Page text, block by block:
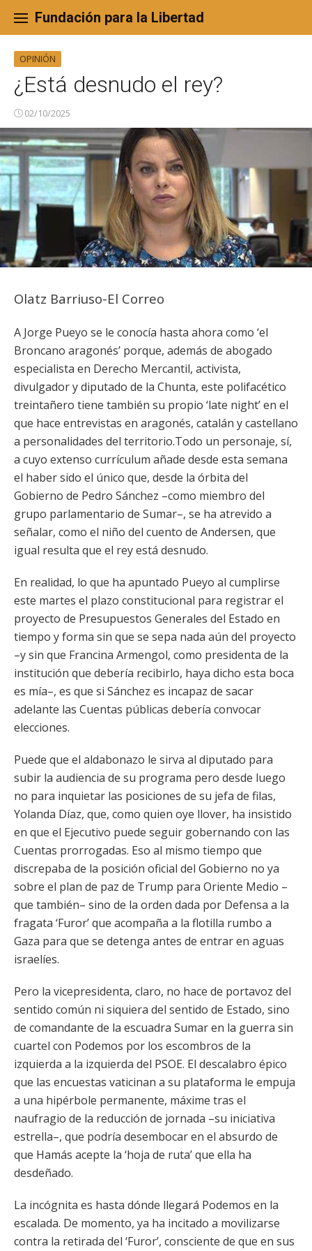
content
Fundación para la Libertad
OPINIÓN
¿Está desnudo el rey?
02/10/2025
Olatz Barriuso-El Correo
A Jorge Pueyo se le conocía hasta ahora como ‘el
Broncano aragonés’ porque, además de abogado
especialista en Derecho Mercantil, activista,
divulgador y diputado de la Chunta, este polifacético
treintañero tiene también su propio ‘late night’ en el
que hace entrevistas en aragonés, catalán y castellano
a personalidades del territorio.Todo un personaje, sí,
a cuyo extenso currículum añade desde esta semana
el haber sido el único que, desde la órbita del
Gobierno de Pedro Sánchez –como miembro del
grupo parlamentario de Sumar–, se ha atrevido a
señalar, como el niño del cuento de Andersen, que
igual resulta que el rey está desnudo.
En realidad, lo que ha apuntado Pueyo al cumplirse
este martes el plazo constitucional para registrar el
proyecto de Presupuestos Generales del Estado en
tiempo y forma sin que se sepa nada aún del proyecto
–y sin que Francina Armengol, como presidenta de la
institución que debería recibirlo, haya dicho esta boca
es mía–, es que si Sánchez es incapaz de sacar
adelante las Cuentas públicas debería convocar
elecciones.
Puede que el aldabonazo le sirva al diputado para
subir la audiencia de su programa pero desde luego
no para inquietar las posiciones de su jefa de filas,
Yolanda Díaz, que, como quien oye llover, ha insistido
en que el Ejecutivo puede seguir gobernando con las
Cuentas prorrogadas. Eso al mismo tiempo que
discrepaba de la posición oficial del Gobierno no ya
sobre el plan de paz de Trump para Oriente Medio –
que también– sino de la orden dada por Defensa a la
fragata ‘Furor’ que acompaña a la flotilla rumbo a
Gaza para que se detenga antes de entrar en aguas
israelíes.
Pero la vicepresidenta, claro, no hace de portavoz del
sentido común ni siquiera del sentido de Estado, sino
de comandante de la escuadra Sumar en la guerra sin
cuartel con Podemos por los escombros de la
izquierda a la izquierda del PSOE. El descalabro épico
que las encuestas vaticinan a su plataforma le empuja
a una hipérbole permanente, máxime tras el
naufragio de la reducción de jornada –su iniciativa
estrella–, que podría desembocar en el absurdo de
que Hamás acepte la ‘hoja de ruta’ que ella ha
desdeñado.
La incógnita es hasta dónde llegará Podemos en la
escalada. De momento, ya ha incitado a movilizarse
contra la retirada del ‘Furor’, consciente de que en sus